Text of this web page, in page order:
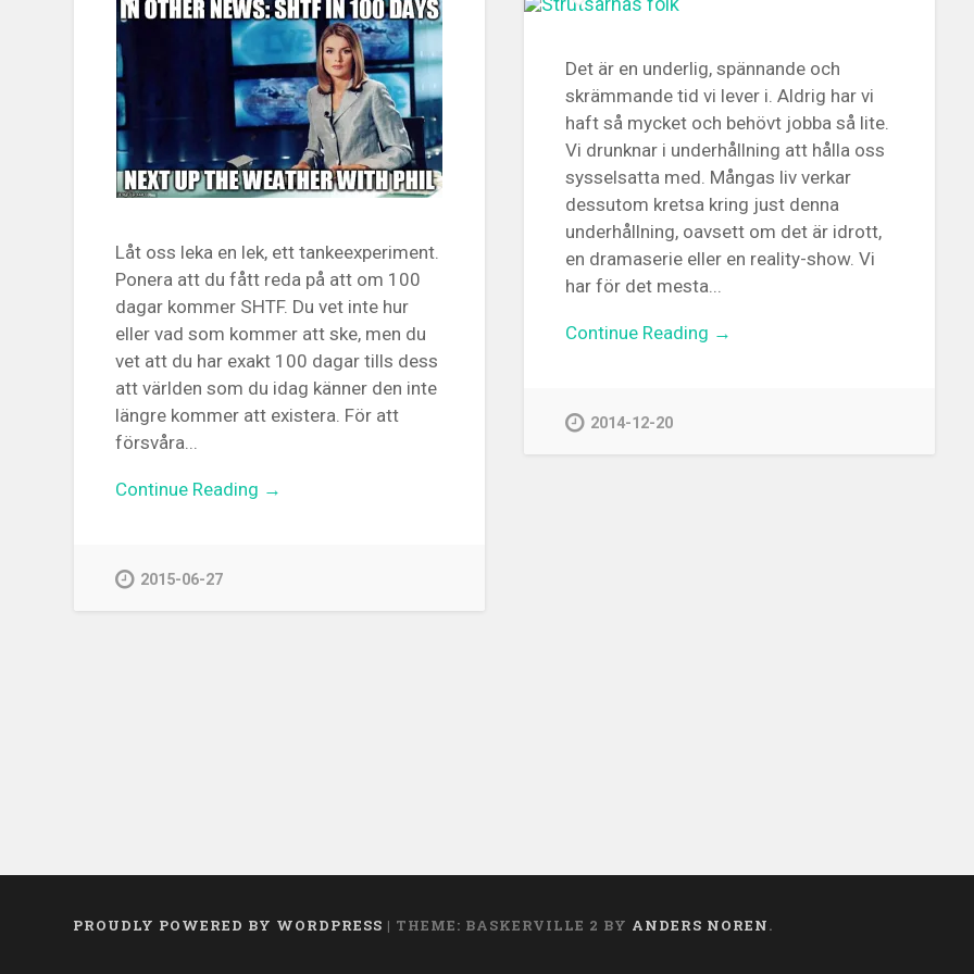
Låt oss leka en lek, ett tankeexperiment.
Ponera att du fått reda på att om 100
dagar kommer SHTF. Du vet inte hur
eller vad som kommer att ske, men du
vet att du har exakt 100 dagar tills dess
att världen som du idag känner den inte
längre kommer att existera. För att
försvåra...
Continue Reading →
2015-06-27
Det är en underlig, spännande och
skrämmande tid vi lever i. Aldrig har vi
haft så mycket och behövt jobba så lite.
Vi drunknar i underhållning att hålla oss
sysselsatta med. Mångas liv verkar
dessutom kretsa kring just denna
underhållning, oavsett om det är idrott,
en dramaserie eller en reality-show. Vi
har för det mesta...
Continue Reading →
2014-12-20
PROUDLY POWERED BY WORDPRESS | THEME: BASKERVILLE 2 BY ANDERS NOREN.